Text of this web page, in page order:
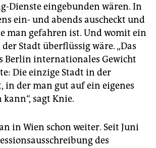
Dienste eingebunden wären. In
ein- und abends auscheckt und
man gefahren ist. Und womit ein
Stadt überflüssig wäre. „Das
Berlin internationales Gewicht
Die einzige Stadt in der
in der man gut auf ein eigenes
sagt Knie.
in Wien schon weiter. Seit Juni
des